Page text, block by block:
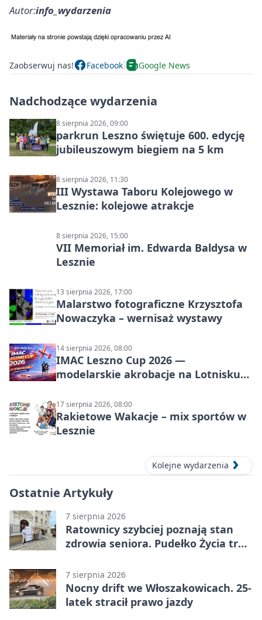
Autor:info_wydarzenia
Zaobserwuj nas! Facebook Google News
Nadchodzące wydarzenia
8 sierpnia 2026, 09:00
parkrun Leszno świętuje 600. edycję
jubileuszowym biegiem na 5 km
8 sierpnia 2026, 11:30
III Wystawa Taboru Kolejowego w
Lesznie: kolejowe atrakcje
8 sierpnia 2026, 15:00
VII Memoriał im. Edwarda Baldysa w
Lesznie
13 sierpnia 2026, 17:00
Malarstwo fotograficzne Krzysztofa
Nowaczyka – wernisaż wystawy
14 sierpnia 2026, 08:00
IMAC Leszno Cup 2026 —
modelarskie akrobacje na Lotnisku
17 sierpnia 2026, 08:00
Rakietowe Wakacje – mix sportów w
Lesznie
Kolejne wydarzenia
Ostatnie Artykuły
7 sierpnia 2026
Ratownicy szybciej poznają stan
zdrowia seniora. Pudełko Życia trafi
7 sierpnia 2026
Nocny drift we Włoszakowicach. 25-
latek stracił prawo jazdy